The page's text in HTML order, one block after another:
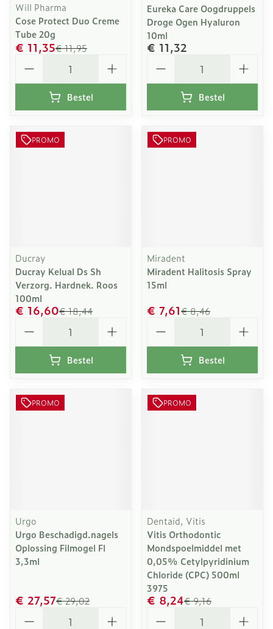
Will Pharma
Cose Protect Duo Creme
Tube 20g
€ 11,95
€ 11,35
Bestel
Eureka Care Oogdruppels
Droge Ogen Hyaluron
10ml
€ 11,32
Bestel
PROMO
Ducray
Ducray Kelual Ds Sh
Verzorg. Hardnek. Roos
100ml
€ 18,44
€ 16,60
Bestel
PROMO
Miradent
Miradent Halitosis Spray
15ml
€ 8,46
€ 7,61
Bestel
PROMO
Urgo
Urgo Beschadigd.nagels
Oplossing Filmogel Fl
3,3ml
€ 29,02
€ 27,57
PROMO
Dentaid, Vitis
Vitis Orthodontic
Mondspoelmiddel met
0,05% Cetylpyridinium
Chloride (CPC) 500ml
3975
€ 9,16
€ 8,24